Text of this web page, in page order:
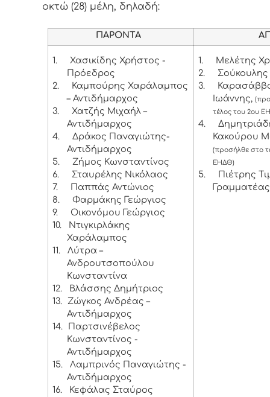
οκτώ (28) μέλη, δηλαδή:
ΠΑΡΟΝΤΑ
1.
Χασικίδης Χρήστος -
Πρόεδρος
2.
Καμπούρης Χαράλαμπος
– Αντιδήμαρχος
3.
Χατζής Μιχαήλ –
Αντιδήμαρχος
4.
Δράκος Παναγιώτης-
Αντιδήμαρχος
5.
Ζήμος Κωνσταντίνος
6.
Σταυρέλης Νικόλαος
7.
Παππάς Αντώνιος
8.
Φαρμάκης Γεώργιος
9.
Οικονόμου Γεώργιος
10.
Ντιγκιρλάκης
Χαράλαμπος
11.
Λύτρα –
Ανδρουτσοπούλου
Κωνσταντίνα
12.
Βλάσσης Δημήτριος
13.
Ζώγκος Ανδρέας –
Αντιδήμαρχος
14.
Παρτσινέβελος
Κωνσταντίνος -
Αντιδήμαρχος
15.
Λαμπρινός Παναγιώτης -
Αντιδήμαρχος
16.
Κεφάλας Σταύρος
1.
Μελέτης
2.
3.
Ιωάννης,
τέλος του 2ου
4.
Κακούρου
(προσήλθε στο
ΕΗΔΘ)
5.
Πιέτρης
Γραμματέας